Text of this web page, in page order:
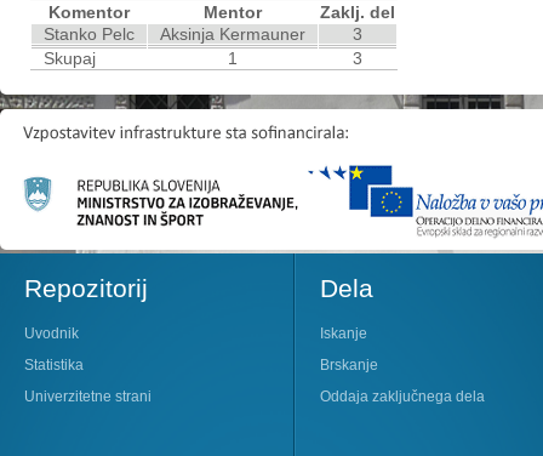
Komentor
Mentor
Zaklj. del
Stanko Pelc
Aksinja Kermauner
3
Skupaj
1 3
Repozitorij
Uvodnik
Statistika
Univerzitetne strani
Dela
Iskanje
Brskanje
Oddaja zaključnega dela